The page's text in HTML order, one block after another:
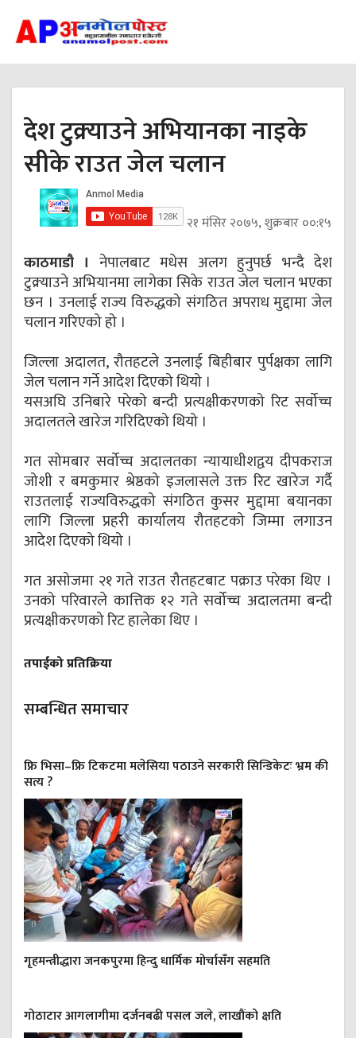
देश टुक्र्याउने अभियानका नाइके
सीके राउत जेल चलान
२१ मंसिर २०७५, शुक्रबार ००:१५
काठमाडौ । नेपालबाट मधेस अलग हुनुपर्छ भन्दै देश
टुक्र्याउने अभियानमा लागेका सिके राउत जेल चलान भएका
छन । उनलाई राज्य विरुद्धको संगठित अपराध मुद्दामा जेल
चलान गरिएको हो ।
जिल्ला अदालत, रौतहटले उनलाई बिहीबार पुर्पक्षका लागि
जेल चलान गर्ने आदेश दिएको थियो ।
यसअघि उनिबारे परेको बन्दी प्रत्यक्षीकरणको रिट सर्वोच्च
अदालतले खारेज गरिदिएको थियो ।
गत सोमबार सर्वोच्च अदालतका न्यायाधीशद्वय दीपकराज
जोशी र बमकुमार श्रेष्ठको इजलासले उक्त रिट खारेज गर्दै
राउतलाई राज्यविरुद्धको संगठित कुसर मुद्दामा बयानका
लागि जिल्ला प्रहरी कार्यालय रौतहटको जिम्मा लगाउन
आदेश दिएको थियो ।
गत असोजमा २१ गते राउत रौतहटबाट पक्राउ परेका थिए ।
उनको परिवारले कात्तिक १२ गते सर्वोच्च अदालतमा बन्दी
प्रत्यक्षीकरणको रिट हालेका थिए ।
तपाईको प्रतिक्रिया
सम्बन्धित समाचार
फ्रि भिसा–फ्रि टिकटमा मलेसिया पठाउने सरकारी सिन्डिकेटः भ्रम की
सत्य ?
गृहमन्त्रीद्धारा जनकपुरमा हिन्दु धार्मिक मोर्चासँग सहमति
गोठाटार आगलागीमा दर्जनबढी पसल जले, लाखौंको क्षति